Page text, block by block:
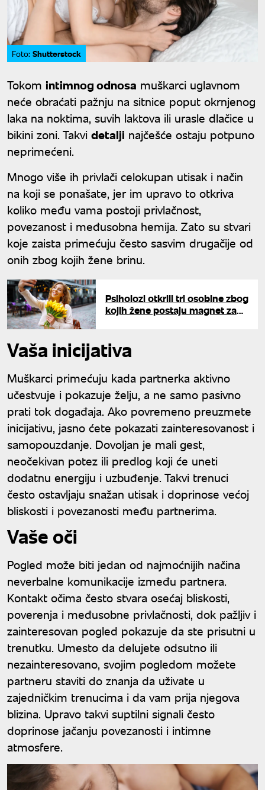
Foto: Shutterstock
Tokom intimnog odnosa muškarci uglavnom
neće obraćati pažnju na sitnice poput okrnjenog
laka na noktima, suvih laktova ili urasle dlačice u
bikini zoni. Takvi detalji najčešće ostaju potpuno
neprimećeni.
Mnogo više ih privlači celokupan utisak i način
na koji se ponašate, jer im upravo to otkriva
koliko među vama postoji privlačnost,
povezanost i međusobna hemija. Zato su stvari
koje zaista primećuju često sasvim drugačije od
onih zbog kojih žene brinu.
Psiholozi otkrili tri osobine zbog
kojih žene postaju magnet za
Vaša inicijativa
Muškarci primećuju kada partnerka aktivno
učestvuje i pokazuje želju, a ne samo pasivno
prati tok događaja. Ako povremeno preuzmete
inicijativu, jasno ćete pokazati zainteresovanost i
samopouzdanje. Dovoljan je mali gest,
neočekivan potez ili predlog koji će uneti
dodatnu energiju i uzbuđenje. Takvi trenuci
često ostavljaju snažan utisak i doprinose većoj
bliskosti i povezanosti među partnerima.
Vaše oči
Pogled može biti jedan od najmoćnijih načina
neverbalne komunikacije između partnera.
Kontakt očima često stvara osećaj bliskosti,
poverenja i međusobne privlačnosti, dok pažljiv i
zainteresovan pogled pokazuje da ste prisutni u
trenutku. Umesto da delujete odsutno ili
nezainteresovano, svojim pogledom možete
partneru staviti do znanja da uživate u
zajedničkim trenucima i da vam prija njegova
blizina. Upravo takvi suptilni signali često
doprinose jačanju povezanosti i intimne
atmosfere.